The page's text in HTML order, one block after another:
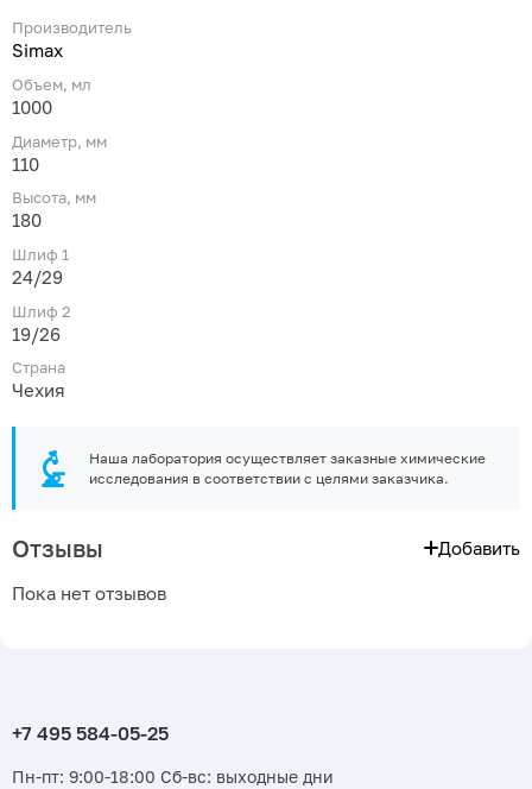
Производитель
Simax
Объем, мл
1000
Диаметр, мм
110
Высота, мм
180
Шлиф 1
24/29
Шлиф 2
19/26
Страна
Чехия
Наша лаборатория осуществляет заказные химические
исследования в соответствии с целями заказчика.
Отзывы Добавить
Пока нет отзывов
Пн-пт: 9:00-18:00 Сб-вс: выходные дни